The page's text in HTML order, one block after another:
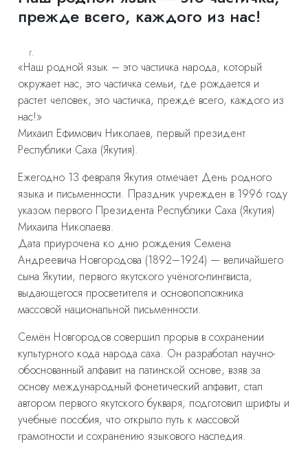
прежде всего, каждого из нас!
г.
«Наш родной язык – это частичка народа, который
окружает нас, это частичка семьи, где рождается и
растет человек, это частичка, прежде всего, каждого из
нас!»
Михаил Ефимович Николаев, первый президент
Республики Саха (Якутия).
Ежегодно 13 февраля Якутия отмечает День родного
языка и письменности. Праздник учрежден в 1996 году
указом первого Президента Республики Саха (Якутия)
Михаила Николаева.
Дата приурочена ко дню рождения Семена
Андреевича Новгородова (1892–1924) — величайшего
сына Якутии, первого якутского учёного-лингвиста,
выдающегося просветителя и основоположника
массовой национальной письменности.
Семён Новгородов совершил прорыв в сохранении
культурного кода народа саха. Он разработал научно-
обоснованный алфавит на латинской основе, взяв за
основу международный фонетический алфавит, стал
автором первого якутского букваря, подготовил шрифты и
учебные пособия, что открыло путь к массовой
грамотности и сохранению языкового наследия.